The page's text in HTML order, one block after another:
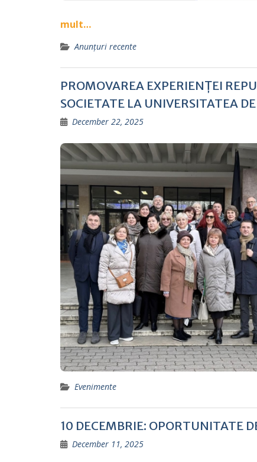
mult…
Anunțuri recente
PROMOVAREA EXPERIENȚEI
SOCIETATE LA UNIVERSITATEA
December 22, 2025
Evenimente
10 DECEMBRIE: OPORTUNITATE
December 11, 2025